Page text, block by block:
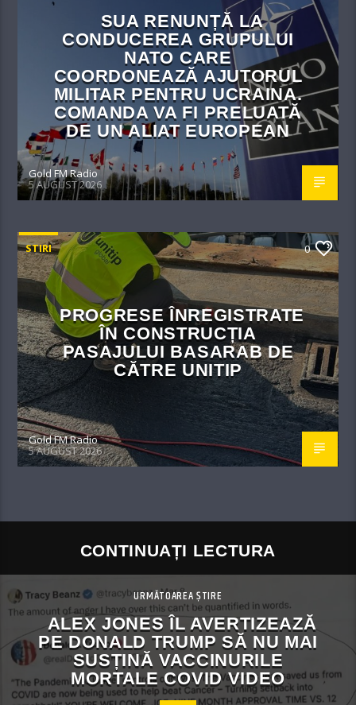
SUA RENUNȚĂ LA
CONDUCEREA GRUPULUI
NATO CARE
COORDONEAZĂ AJUTORUL
MILITAR PENTRU UCRAINA.
COMANDA VA FI PRELUATĂ
DE UN ALIAT EUROPEAN
Gold FM Radio
5 AUGUST 2026
STIRI 0
PROGRESE ÎNREGISTRATE
ÎN CONSTRUCȚIA
PASAJULUI BASARAB DE
CĂTRE UNITIP
Gold FM Radio
5 AUGUST 2026
CONTINUAȚI LECTURA
URMĂTOAREA ȘTIRE
ALEX JONES ÎL AVERTIZEAZĂ
PE DONALD TRUMP SĂ NU MAI
SUSȚINĂ VACCINURILE
MORTALE COVID VIDEO